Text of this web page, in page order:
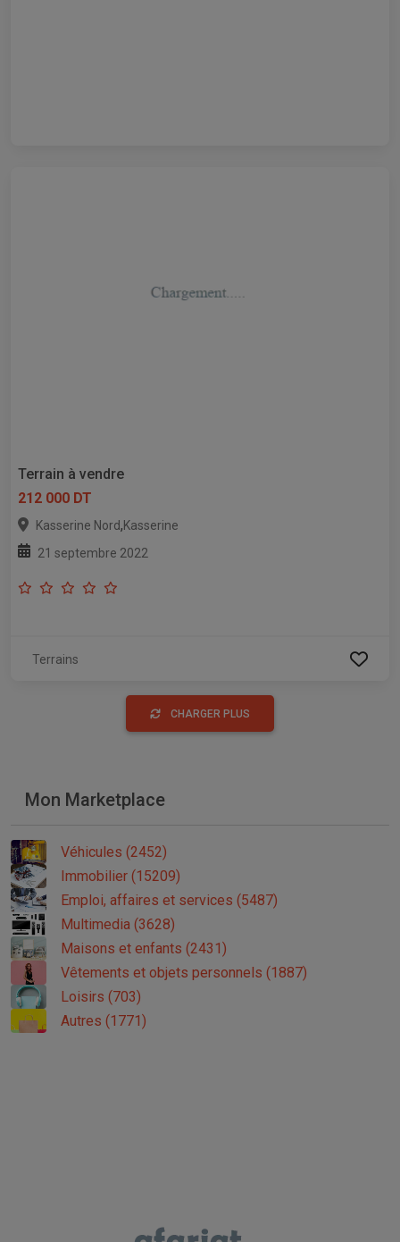
Terrain à vendre
212 000 DT
Kasserine Nord,Kasserine
21 septembre 2022
Terrains
CHARGER PLUS
Mon Marketplace
Véhicules (2452)
Immobilier (15209)
Emploi, affaires et services (5487)
Multimedia (3628)
Maisons et enfants (2431)
Vêtements et objets personnels (1887)
Loisirs (703)
Autres (1771)